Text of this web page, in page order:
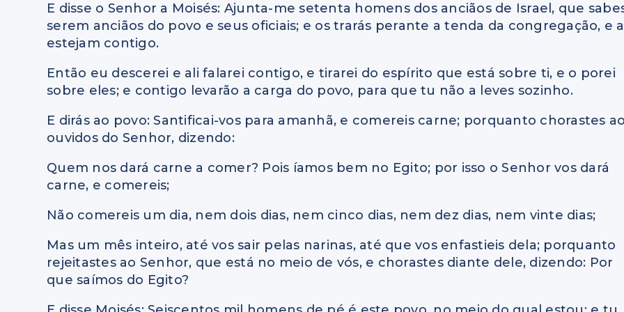
E disse o Senhor a Moisés: Ajunta-me setenta homens dos anciãos de Israel, que
serem anciãos do povo e seus oficiais; e os trarás perante a tenda da congregação, e
estejam contigo.
Então eu descerei e ali falarei contigo, e tirarei do espírito que está sobre ti, e o porei
sobre eles; e contigo levarão a carga do povo, para que tu não a leves sozinho.
E dirás ao povo: Santificai-vos para amanhã, e comereis carne; porquanto chorastes
ouvidos do Senhor, dizendo:
Quem nos dará carne a comer? Pois íamos bem no Egito; por isso o Senhor vos dará
carne, e comereis;
Não comereis um dia, nem dois dias, nem cinco dias, nem dez dias, nem vinte dias;
Mas um mês inteiro, até vos sair pelas narinas, até que vos enfastieis dela; porquanto
rejeitastes ao Senhor, que está no meio de vós, e chorastes diante dele, dizendo: Por
que saímos do Egito?